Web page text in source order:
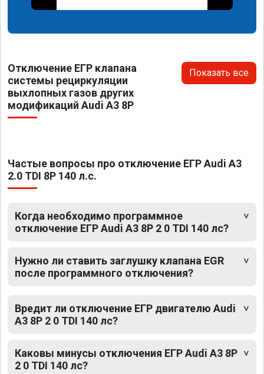
Отключение ЕГР клапана
системы рециркуляции
выхлопных газов других
модификаций Audi A3 8P
Показать все
Частые вопросы про отключение ЕГР Audi A3
2.0 TDI 8P 140 л.с.
Когда необходимо программное
отключение ЕГР Audi A3 8P 2 0 TDI 140 лс?
Нужно ли ставить заглушку клапана EGR
после программного отключения?
Вредит ли отключение ЕГР двигателю Audi
A3 8P 2 0 TDI 140 лс?
Каковы минусы отключения ЕГР Audi A3 8P
2 0 TDI 140 лс?